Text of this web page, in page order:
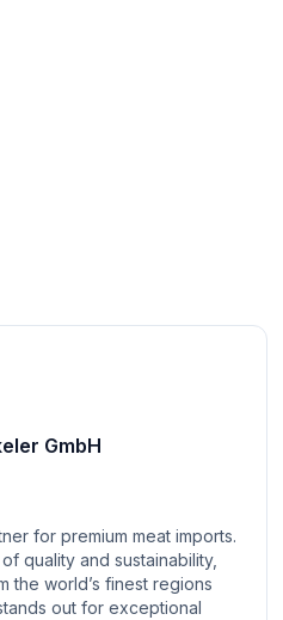
GmbH
for premium meat imports.
quality and sustainability,
the world’s finest regions
out for exceptional